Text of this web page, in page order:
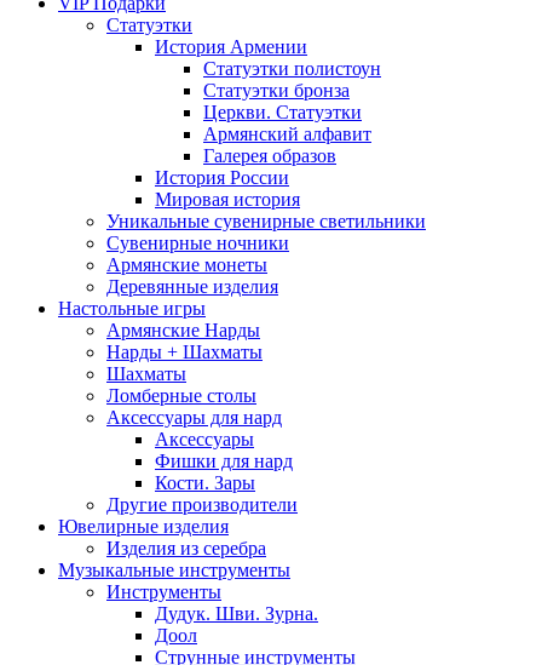
Статуэтки
История Армении
Статуэтки полистоун
Статуэтки бронза
Церкви. Статуэтки
Армянский алфавит
Галерея образов
История России
Мировая история
Уникальные сувенирные светильники
Сувенирные ночники
Армянские монеты
Деревянные изделия
Настольные игры
Армянские Нарды
Нарды + Шахматы
Шахматы
Ломберные столы
Аксессуары для нард
Аксессуары
Фишки для нард
Кости. Зары
Другие производители
Ювелирные изделия
Изделия из серебра
Музыкальные инструменты
Инструменты
Дудук. Шви. Зурна.
Доол
Струнные инструменты